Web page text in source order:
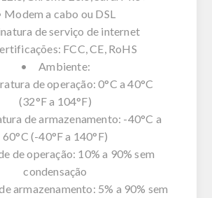
Modem a cabo ou DSL
de serviço de internet
FCC, CE, RoHS
• Ambiente:
de operação: 0°C a 40°C
(32°F a 104°F)
de armazenamento: -40°C a
60°C (-40°F a 140°F)
de operação: 10% a 90% sem
condensação
armazenamento: 5% a 90% sem